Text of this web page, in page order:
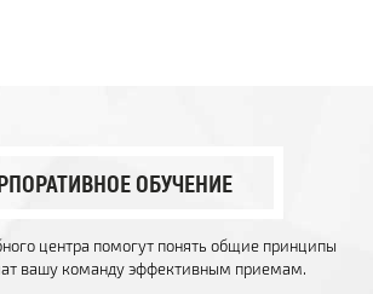
ОБУЧЕНИЕ
центра помогут понять общие принципы
вашу команду эффективным приемам.